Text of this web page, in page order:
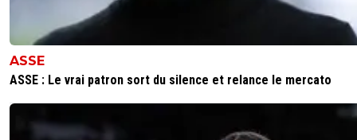
ASSE
ASSE : Le vrai patron sort du silence et relance le mercato